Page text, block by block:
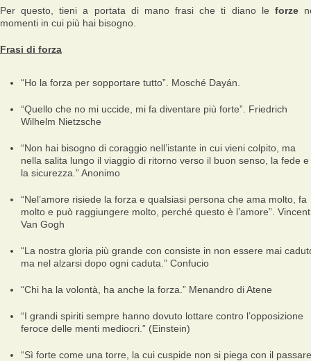
Per questo, tieni a portata di mano frasi che ti diano le forze
momenti in cui più hai bisogno.
Frasi di forza
“Ho la forza per sopportare tutto” . Mosché Dayán.
“Quello che no mi uccide, mi fa diventare più forte”. Friedrich
Wilhelm Nietzsche
“Non hai bisogno di coraggio nell’istante in cui vieni colpito, ma
nella salita lungo il viaggio di ritorno verso il buon senso, la fede e
la sicurezza.”Anonimo
“Nel’amore risiede la forza e qualsiasi persona che ama molto, fa
molto e può raggiungere molto, perché questo è l’amore”. Vincent
Van Gogh
“La nostra gloria più grande con consiste in non essere mai
ma nel alzarsi dopo ogni caduta.” Confucio
“Chi ha la volontà, ha anche la forza.” Menandro di Atene
“I grandi spiriti sempre hanno dovuto lottare contro l’opposizione
feroce delle menti mediocri.” (Einstein)
“Sì forte come una torre, la cui cuspide non si piega con il passare